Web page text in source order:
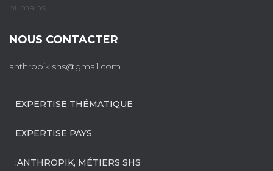
humains.
NOUS CONTACTER
anthropik.shs@gmail.com
EXPERTISE THÉMATIQUE
EXPERTISE PAYS
:ANTHROPIK, MÉTIERS SHS